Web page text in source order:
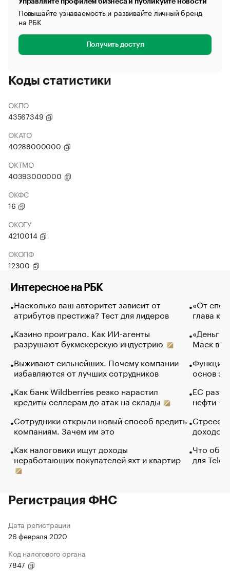
Повышайте узнаваемость и развивайте личный бренд
на РБК
Получить доступ
Коды статистики
ОКПО
43567349
ОКАТО
40288000000
ОКТМО
40393000000
ОКФС
16
ОКОГУ
4210014
ОКОПФ
12300
Интересное на РБК
Насколько ваш авторитет зависит от
атрибутов престижа? Тест для лидеров
Казино проиграло. Как ИИ-агенты
разрушают букмекерскую индустрию
Выживают сильнейших. Почему компании
избавляются от лучших сотрудников
Как банк Wildberries резко нарастил
кредиты селлерам до атак на склады
Сотрудники открыли новый способ вредить
компаниям. Зачем им это
Как налоговики ищут доходы
неработающих покупателей яхт и квартир
«От
глава
«Деньги
Маск в
Функции
основ
ЕС
нефти —
Стресс
доходов
Что
для
Регистрация ФНС
Дата регистрации
26 февраля 2020
Код налогового органа
7847